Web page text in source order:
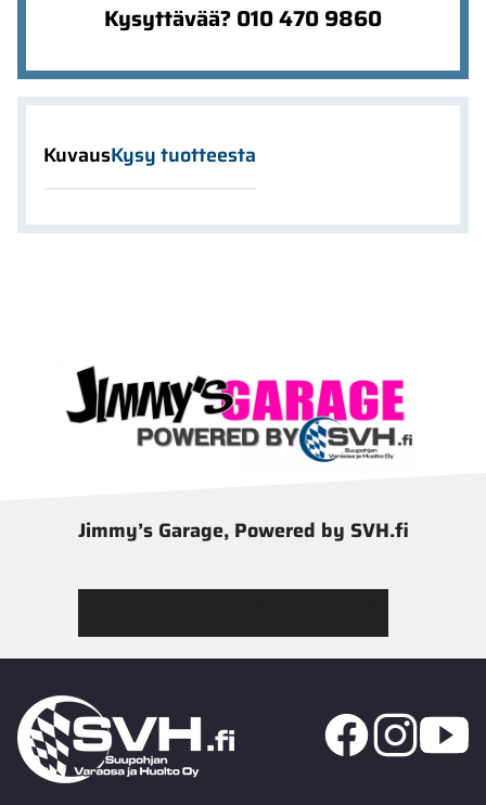
Kysyttävää? 010 470 9860
KuvausKysy tuotteesta
Jimmy’s Garage, Powered by SVH.fi